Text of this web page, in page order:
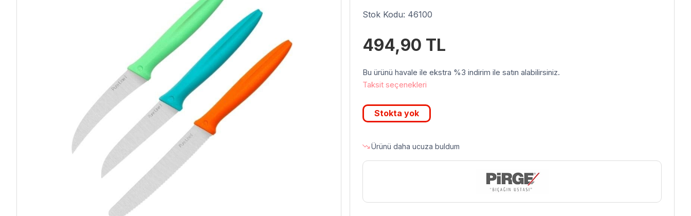
Stok Kodu: 46100
494,90 TL
Bu ürünü havale ile ekstra %3 indirim ile satın alabilirsiniz.
Taksit seçenekleri
Stokta yok
Ürünü daha ucuza buldum